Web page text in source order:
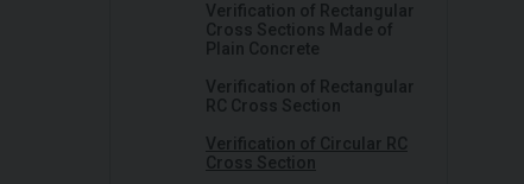
Verification of Rectangular
Cross Sections Made of
Plain Concrete
Verification of Rectangular
RC Cross Section
Verification of Circular RC
Cross Section